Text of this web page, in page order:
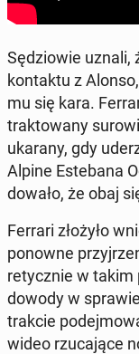
Sę­dzio­wie uznali,
kon­tak­tu z
mu się kara.
trak­to­wa­ny
ukarany, gdy
Alpine Es­te­ba­na
do­wa­ło, że obaj
Ferrari złożyło
ponowne
re­tycz­nie w takim
dowody w
trakcie
wideo rzu­ca­ją­ce